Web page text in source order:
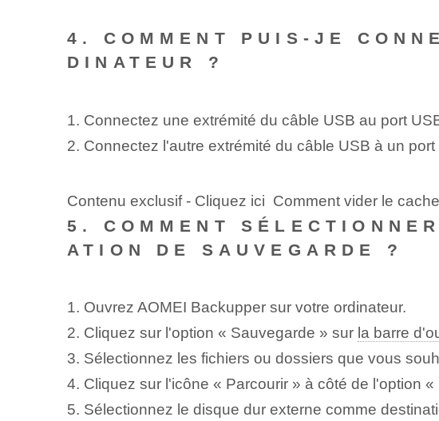
4. COMMENT PUIS-JE
DINATEUR ?
1. Connectez une extrémité du câble USB au port
2. Connectez l'autre extrémité du câble USB à un port
Contenu exclusif - Cliquez ici Comment vider le
5. COMMENT
ATION DE SAUVEGARDE ?
1. Ouvrez AOMEI Backupper sur votre ordinateur.
2. Cliquez sur l'option « Sauvegarde » sur la barre
3. Sélectionnez les fichiers ou dossiers que vous
4. Cliquez sur l'icône « Parcourir » à côté de l'option
5. Sélectionnez le disque dur externe comme